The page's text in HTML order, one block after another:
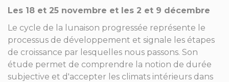
Les 18 et 25 novembre et les 2 et 9 décembre
Le cycle de la lunaison progressée représente le
processus de développement et signale les étapes
de croissance par lesquelles nous passons. Son
étude permet de comprendre la notion de durée
subjective et d'accepter les climats intérieurs dans